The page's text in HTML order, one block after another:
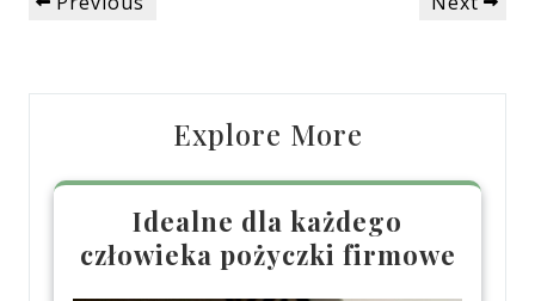
wpisu
Explore More
Idealne dla każdego
człowieka pożyczki firmowe